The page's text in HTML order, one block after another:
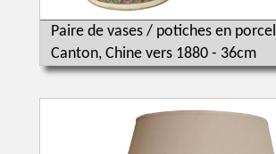
Paire de vases / potiches en
Canton, Chine vers 1880 - 36cm